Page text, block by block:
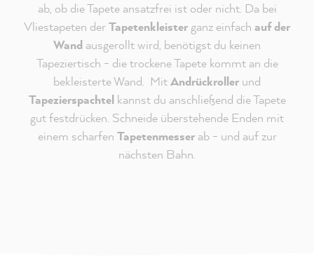
ab, ob die Tapete ansatzfrei ist oder nicht. Da bei
Vliestapeten der Tapetenkleister ganz einfach auf der
Wand ausgerollt wird, benötigst du keinen
Tapeziertisch - die trockene Tapete kommt an die
bekleisterte Wand. MitAndrückroller und
Tapezierspachtelkannst du anschließend die Tapete
gut festdrücken. Schneide überstehende Enden mit
einem scharfen Tapetenmesserab - und auf zur
nächsten Bahn.